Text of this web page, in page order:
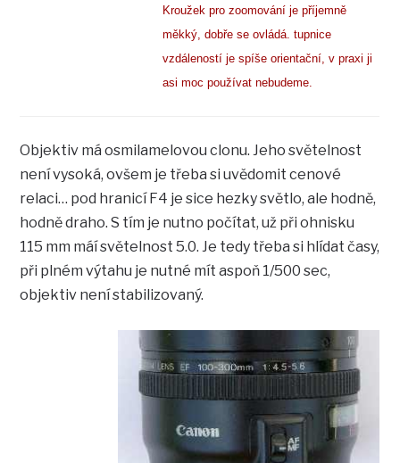
Kroužek pro zoomování je příjemně
měkký, dobře se ovládá. tupnice
vzdáleností je spíše orientační, v praxi ji
asi moc používat nebudeme.
Objektiv má osmilamelovou clonu. Jeho světelnost
není vysoká, ovšem je třeba si uvědomit cenové
relaci… pod hranicí F4 je sice hezky světlo, ale hodně,
hodně draho. S tím je nutno počítat, už při ohnisku
115 mm máí světelnost 5.0. Je tedy třeba si hlídat časy,
při plném výtahu je nutné mít aspoň 1/500 sec,
objektiv není stabilizovaný.